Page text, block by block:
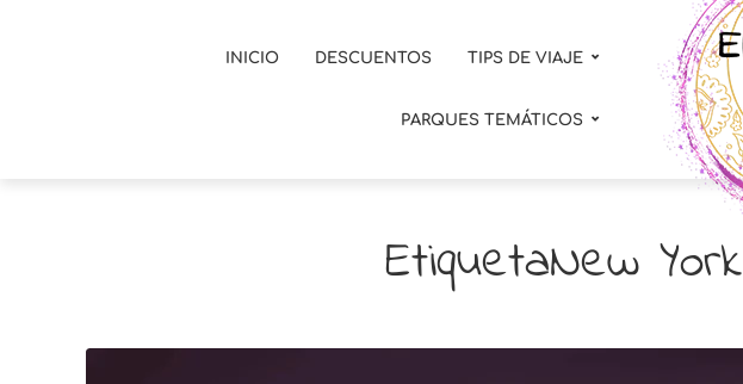
INICIO DESCUENTOS TIPS DE VIAJE
PARQUES TEMÁTICOS
EtiquetaNew York